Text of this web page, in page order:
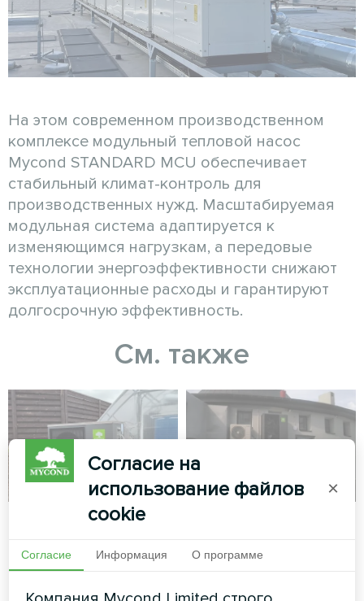
На этом современном производственном
комплексе модульный тепловой насос
Mycond STANDARD MCU обеспечивает
стабильный климат-контроль для
производственных нужд. Масштабируемая
модульная система адаптируется к
изменяющимся нагрузкам, а передовые
технологии энергоэффективности снижают
эксплуатационные расходы и гарантируют
долгосрочную эффективность.
См. также
Теплица
Тепловой насос Mycond Hevi
MHS N18 HH
Сплит-тепловой насос Artic
Согласие на
использование файлов
cookie
×
Согласие Информация О программе